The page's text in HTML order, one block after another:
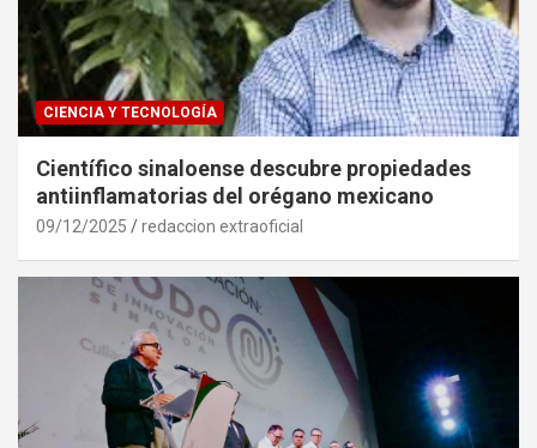
CIENCIA Y TECNOLOGÍA
Científico sinaloense descubre propiedades
antiinflamatorias del orégano mexicano
09/12/2025 redaccion extraoficial